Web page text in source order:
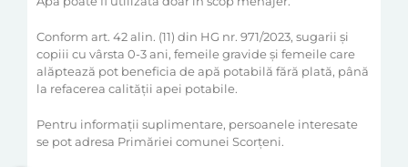
Conform art. 42 alin. (11) din HG nr. 971/2023, sugarii și
copiii cu vârsta 0-3 ani, femeile gravide și femeile care
alăptează pot beneficia de apă potabilă fără plată, până
la refacerea calității apei potabile.
Pentru informații suplimentare, persoanele interesate
se pot adresa Primăriei comunei Scorțeni.